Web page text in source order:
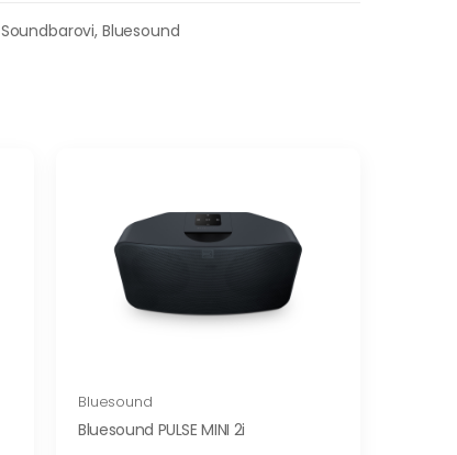
Soundbarovi, Bluesound
Bluesound
Bluesound PULSE MINI 2i